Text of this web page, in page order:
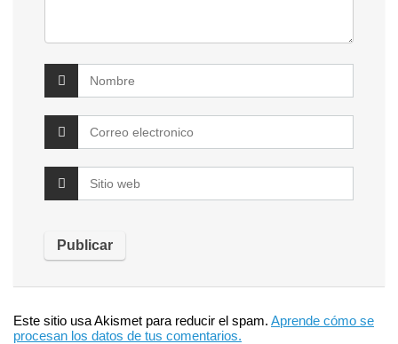
Este sitio usa Akismet para reducir el spam. Aprende cómo se
procesan los datos de tus comentarios.